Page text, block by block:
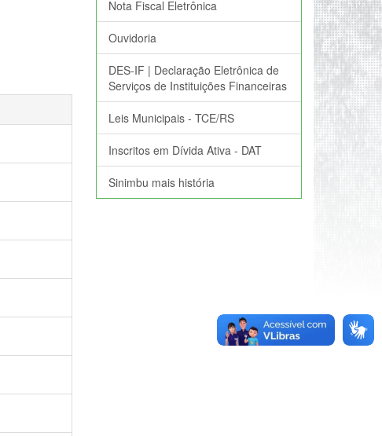
Nota Fiscal Eletrônica
Ouvidoria
DES-IF | Declaração Eletrônica de
Serviços de Instituições Financeiras
Leis Municipais - TCE/RS
Inscritos em Dívida Ativa - DAT
Sinimbu mais história